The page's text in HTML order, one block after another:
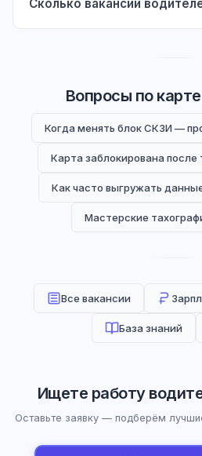
Сколько вакансий
Вопросы по
Когда менять блок СКЗИ —
Карта заблокирована
Как часто выгружать
Мастерские
Все вакансии
База знаний
Ищете работу
Оставьте заявку — подберём